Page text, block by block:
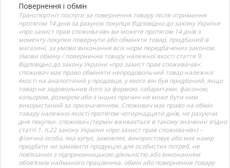
Повернення і обмін
Транспортніт послуги за повернення товару після отримання
протягом 14 днів за рахунок покупця Відповідно до закону України
«про захист прав споживачів» ви можете протягом 14 днів з
моменту покупки повернути або обміняти товар, придбаний в
магазині, за умови виконання всіх норм передбачених законом.
Умови обміну / повернення товару належної якості стаття 9.
Відповідно до закону України «про захист прав споживачів»:
споживач має право обміняти непродовольчий товар належної
якості на аналогічний у продавця, у якого він був придбаний, якщо
товар не задовольнив його за формою, габаритами, фасоном,
кольором, розміром або з інших причин не може бути ним
використаний за призначенням. Споживач має право на обмін
товару належної якості протягом чотирнадцяти днів, не рахуючи
дня покупки. споживач (термін вживається в такому значенні згідно
статті 1. п.22 закону України «про захист прав споживачів») –
фізична особа, яка купує, замовляє, використовує або має намір
придбати чи замовити продукцію для особистих потреб, не
пов’язаних з підприємницькою діяльністю або виконанням
обов’язків найманого працівника. обмін або повернення товару